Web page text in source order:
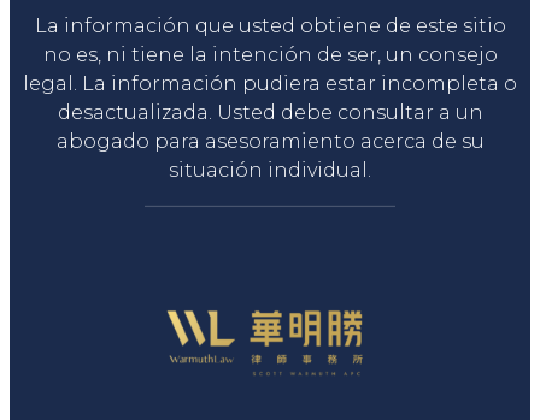
La información que usted obtiene de este sitio
no es, ni tiene la intención de ser, un consejo
legal. La información pudiera estar incompleta o
desactualizada. Usted debe consultar a un
abogado para asesoramiento acerca de su
situación individual.